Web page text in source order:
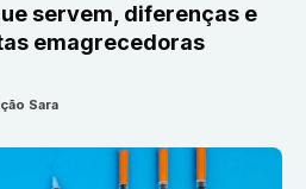
servem, diferenças e
emagrecedoras
Sara